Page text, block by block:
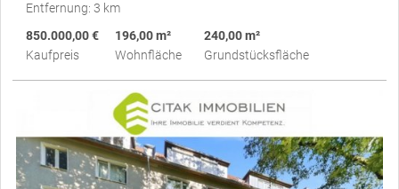
Entfernung: 3 km
850.000,00 €
Kaufpreis
196,00 m²
Wohnfläche
240,00 m²
Grundstücksfläche